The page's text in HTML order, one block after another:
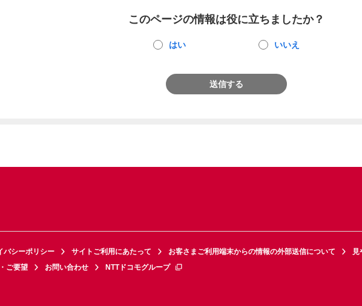
このページの情報は役に立ちましたか？
はい いいえ
送信する
バシーポリシー サイトご利用にあたって お客さまご利用端末からの情報の外部送信について
見
ご要望 お問い合わせ NTTドコモグループ